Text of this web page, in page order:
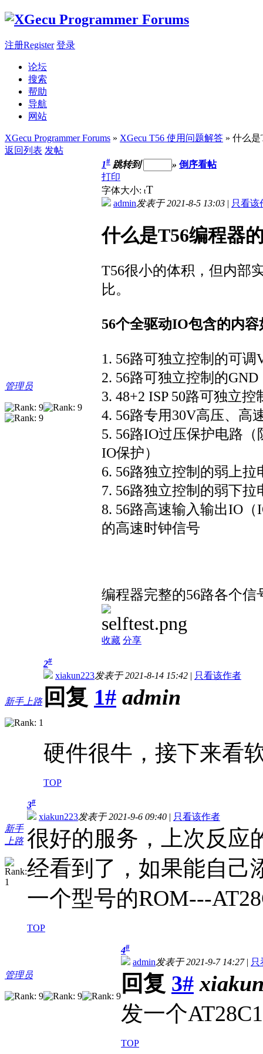
注册Register 登录
论坛
搜索
帮助
导航
网站
XGecu Programmer Forums » XGecu T56 使用问题解答 » 什么
返回列表 发帖
管理员
1# 跳转到 » 倒序看帖
打印
字体大小: tT
admin发表于 2021-8-5 13:03 | 只看该
什么是T56编程器
T56很小的体积，但内部
比。
56个全驱动IO包含的内容
1. 56路可独立控制的可调
2. 56路可独立控制的GND
3. 48+2 ISP 50路可独立
4. 56路专用30V高压、高
5. 56路IO过压保护电路
IO保护）
6. 56路独立控制的弱上拉
7. 56路独立控制的弱下拉
8. 56路高速输入输出IO
的高速时钟信号
编程器完整的56路各个信
收藏 分享
新手上路
2#
xiakun223发表于 2021-8-14 15:42 | 只看该作者
回复 1# admin
硬件很牛，接下来看
TOP
新手
上路
3#
xiakun223发表于 2021-9-6 09:40 | 只看该作者
很好的服务，上次反应
经看到了，如果能自己
一个型号的ROM---
TOP
管理员
4#
admin发表于 2021-9-7 14:27| 只
回复 3#
发一个
TOP